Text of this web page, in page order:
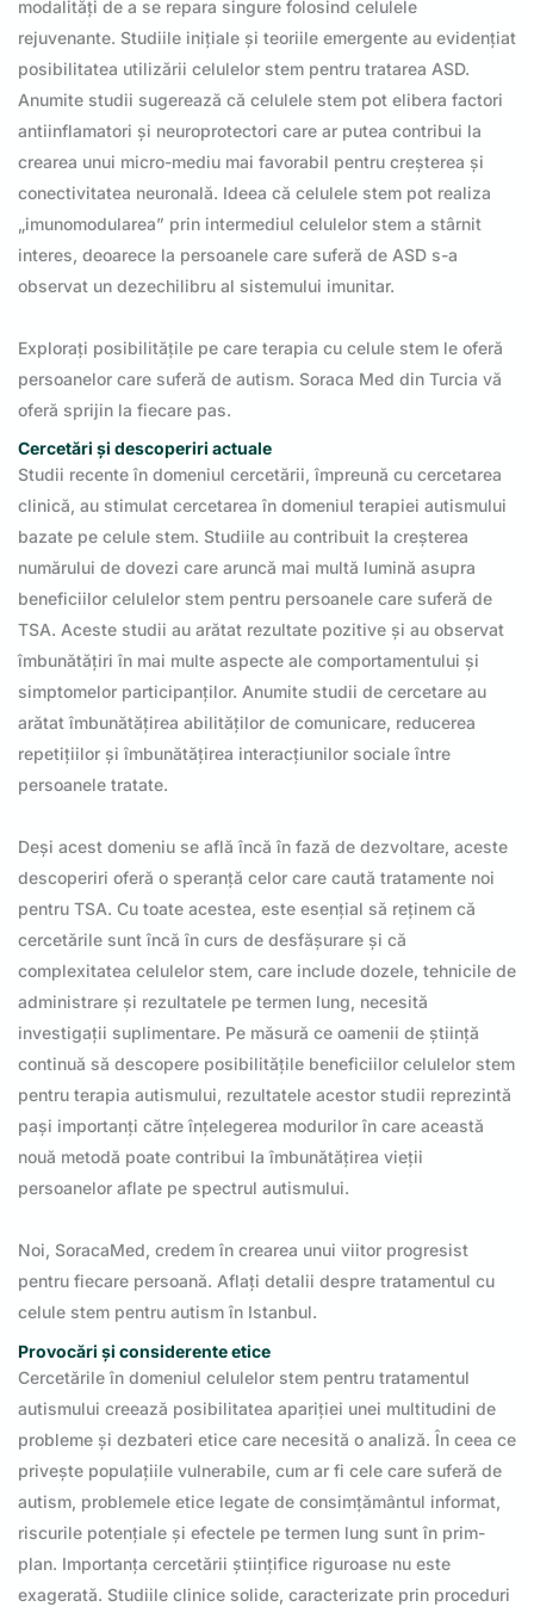
modalități de a se repara singure folosind celulele
rejuvenante. Studiile inițiale și teoriile emergente au evidențiat
posibilitatea utilizării celulelor stem pentru tratarea ASD.
Anumite studii sugerează că celulele stem pot elibera factori
antiinflamatori și neuroprotectori care ar putea contribui la
crearea unui micro-mediu mai favorabil pentru creșterea și
conectivitatea neuronală. Ideea că celulele stem pot realiza
„imunomodularea” prin intermediul celulelor stem a stârnit
interes, deoarece la persoanele care suferă de ASD s-a
observat un dezechilibru al sistemului imunitar.
Explorați posibilitățile pe care terapia cu celule stem le oferă
persoanelor care suferă de autism. Soraca Med din Turcia vă
oferă sprijin la fiecare pas.
Cercetări și descoperiri actuale
Studii recente în domeniul cercetării, împreună cu cercetarea
clinică, au stimulat cercetarea în domeniul terapiei autismului
bazate pe celule stem. Studiile au contribuit la creșterea
numărului de dovezi care aruncă mai multă lumină asupra
beneficiilor celulelor stem pentru persoanele care suferă de
TSA. Aceste studii au arătat rezultate pozitive și au observat
îmbunătățiri în mai multe aspecte ale comportamentului și
simptomelor participanților. Anumite studii de cercetare au
arătat îmbunătățirea abilităților de comunicare, reducerea
repetițiilor și îmbunătățirea interacțiunilor sociale între
persoanele tratate.
Deși acest domeniu se află încă în fază de dezvoltare, aceste
descoperiri oferă o speranță celor care caută tratamente noi
pentru TSA. Cu toate acestea, este esențial să reținem că
cercetările sunt încă în curs de desfășurare și că
complexitatea celulelor stem, care include dozele, tehnicile de
administrare și rezultatele pe termen lung, necesită
investigații suplimentare. Pe măsură ce oamenii de știință
continuă să descopere posibilitățile beneficiilor celulelor stem
pentru terapia autismului, rezultatele acestor studii reprezintă
pași importanți către înțelegerea modurilor în care această
nouă metodă poate contribui la îmbunătățirea vieții
persoanelor aflate pe spectrul autismului.
Noi, SoracaMed, credem în crearea unui viitor progresist
pentru fiecare persoană. Aflați detalii despre tratamentul cu
celule stem pentru autism în Istanbul.
Provocări și considerente etice
Cercetările în domeniul celulelor stem pentru tratamentul
autismului creează posibilitatea apariției unei multitudini de
probleme și dezbateri etice care necesită o analiză. În ceea ce
privește populațiile vulnerabile, cum ar fi cele care suferă de
autism, problemele etice legate de consimțământul informat,
riscurile potențiale și efectele pe termen lung sunt în prim-
plan. Importanța cercetării științifice riguroase nu este
exagerată. Studiile clinice solide, caracterizate prin proceduri